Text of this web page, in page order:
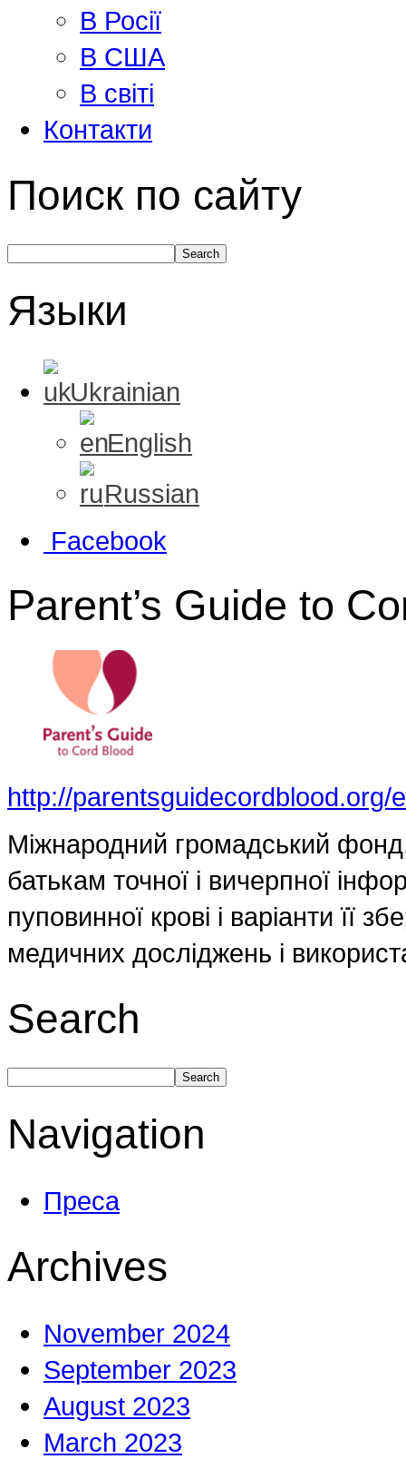
В Росії
В США
В світі
Контакти
Поиск по сайту
Языки
Ukrainian
English
Russian
Facebook
Parent’s Guide to
http://parentsguidecordblood.org/
Міжнародний громадський
батькам точної і вичерпної
пуповинної крові і варіанти її
медичних досліджень і
Search
Navigation
Преса
Archives
November 2024
September 2023
August 2023
March 2023